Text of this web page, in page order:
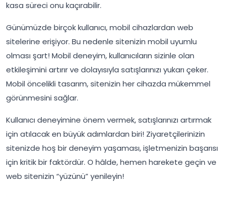
kasa süreci onu kaçırabilir.
Günümüzde birçok kullanıcı, mobil cihazlardan web
sitelerine erişiyor. Bu nedenle sitenizin mobil uyumlu
olması şart! Mobil deneyim, kullanıcıların sizinle olan
etkileşimini artırır ve dolayısıyla satışlarınızı yukarı çeker.
Mobil öncelikli tasarım, sitenizin her cihazda mükemmel
görünmesini sağlar.
Kullanıcı deneyimine önem vermek, satışlarınızı artırmak
için atılacak en büyük adımlardan biri! Ziyaretçilerinizin
sitenizde hoş bir deneyim yaşaması, işletmenizin başarısı
için kritik bir faktördür. O hâlde, hemen harekete geçin ve
web sitenizin “yüzünü” yenileyin!